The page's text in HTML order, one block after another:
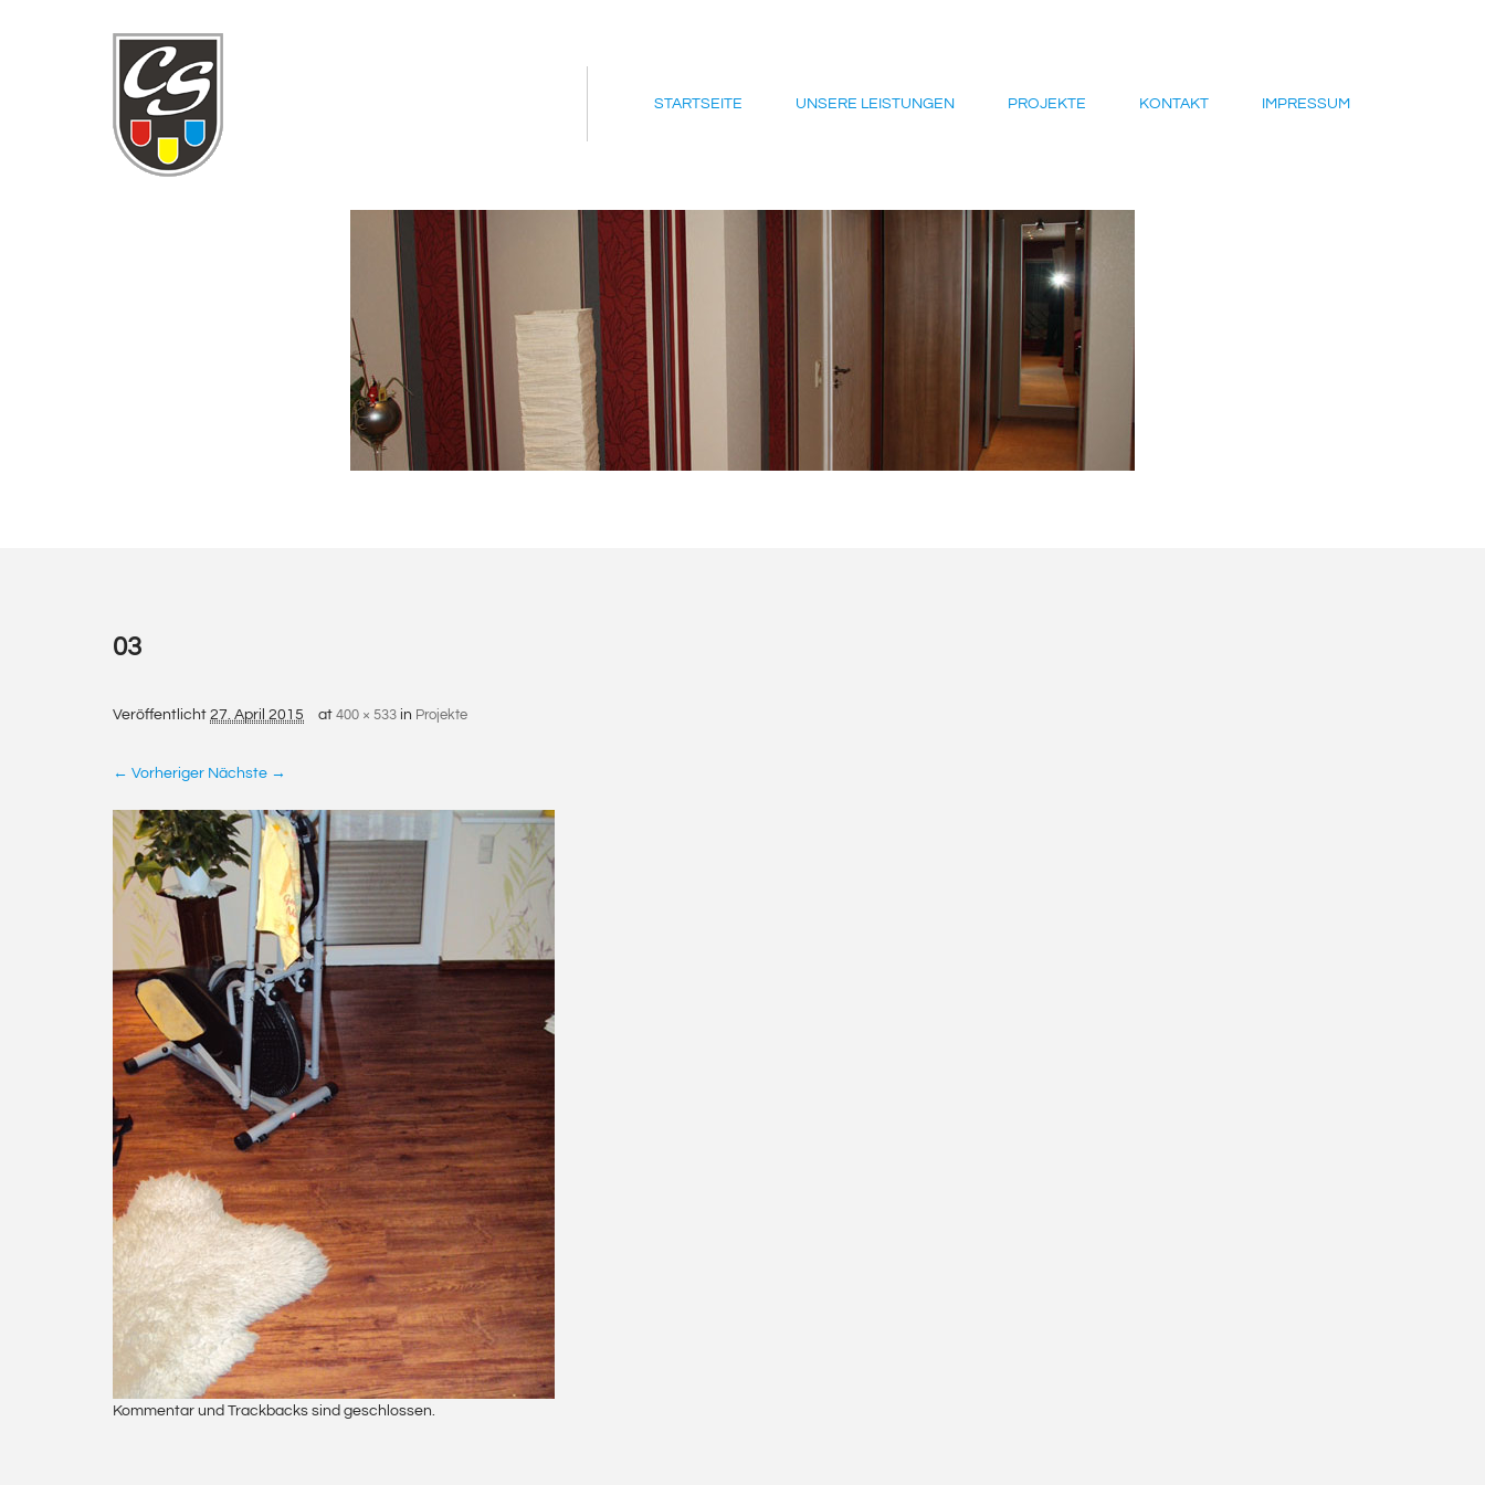
STARTSEITE UNSERE LEISTUNGEN PROJEKTE KONTAKT IMPRESSUM
03
Veröffentlicht 27. April 2015 at 400 × 533 in Projekte
← Vorheriger Nächste →
Kommentar und Trackbacks sind geschlossen.